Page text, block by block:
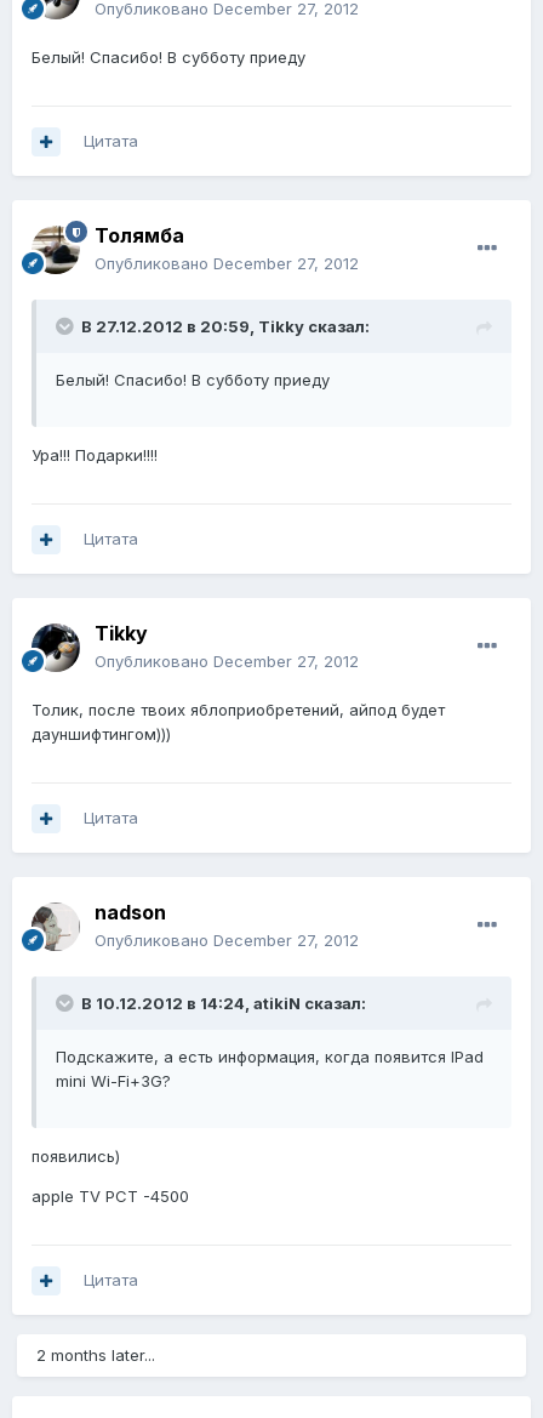
Опубликовано December 27, 2012
Белый! Спасибо! В субботу приеду
Цитата
Толямба
Опубликовано December 27, 2012
В 27.12.2012 в 20:59, Tikky сказал:
Белый! Спасибо! В субботу приеду
Ура!!! Подарки!!!!
Цитата
Tikky
Опубликовано December 27, 2012
Толик, после твоих яблоприобретений, айпод будет
дауншифтингом)))
Цитата
nadson
Опубликовано December 27, 2012
В 10.12.2012 в 14:24, atikiN сказал:
Подскажите, а есть информация, когда появится IPad
mini Wi-Fi+3G?
появились)
apple TV РСТ -4500
Цитата
2 months later...